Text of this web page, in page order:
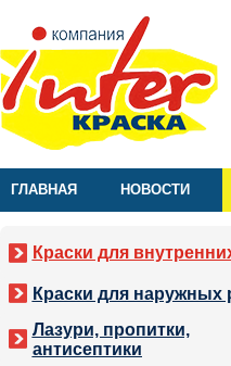
ГЛАВНАЯ НОВОСТИ
Краски для
Краски для наружных
Лазури, пропитки,
антисептики